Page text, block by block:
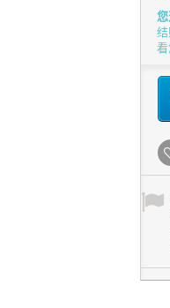
您
看